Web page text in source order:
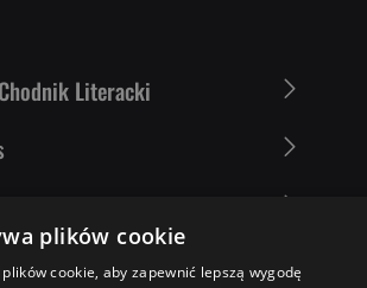
Literacki
plików cookie
cookie, aby zapewnić lepszą wygodę